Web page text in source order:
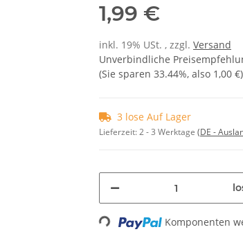
1,99 €
inkl. 19% USt. , zzgl. Versand
Unverbindliche
(Sie sparen 33.44%, also 1,00 €)
3 lose Auf Lager
Lieferzeit:2 - 3 Werktage (DE -
Loading... Komponenten